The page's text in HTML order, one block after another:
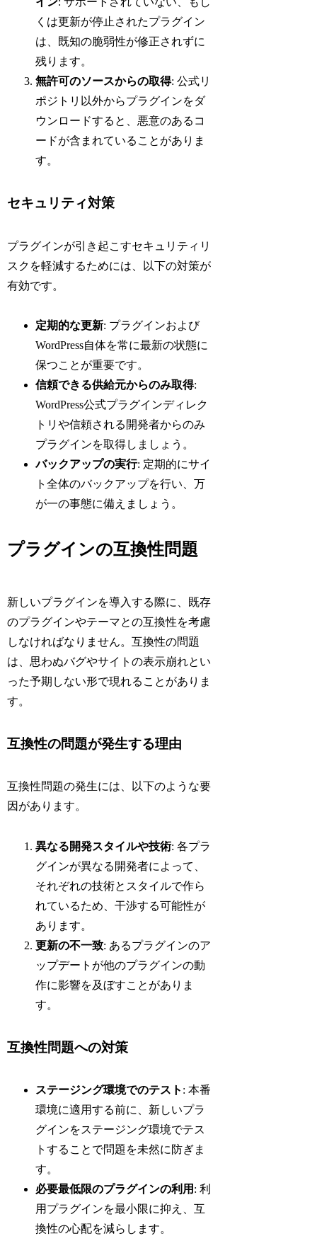
くは更新が停止されたプラグイン
は、既知の脆弱性が修正されずに
残ります。
無許可のソースからの取得: 公式リ
ポジトリ以外からプラグインをダ
ウンロードすると、悪意のあるコ
ードが含まれていることがありま
す。
セキュリティ対策
プラグインが引き起こすセキュリティリ
スクを軽減するためには、以下の対策が
有効です。
定期的な更新: プラグインおよび
WordPress自体を常に最新の状態に
保つことが重要です。
信頼できる供給元からのみ取得:
WordPress公式プラグインディレク
トリや信頼される開発者からのみ
プラグインを取得しましょう。
バックアップの実行: 定期的にサイ
ト全体のバックアップを行い、万
が一の事態に備えましょう。
プラグインの互換性問題
新しいプラグインを導入する際に、既存
のプラグインやテーマとの互換性を考慮
しなければなりません。互換性の問題
は、思わぬバグやサイトの表示崩れとい
った予期しない形で現れることがありま
す。
互換性の問題が発生する理由
互換性問題の発生には、以下のような要
因があります。
異なる開発スタイルや技術: 各プラ
グインが異なる開発者によって、
それぞれの技術とスタイルで作ら
れているため、干渉する可能性が
あります。
更新の不一致: あるプラグインのア
ップデートが他のプラグインの動
作に影響を及ぼすことがありま
す。
互換性問題への対策
ステージング環境でのテスト : 本番
環境に適用する前に、新しいプラ
グインをステージング環境でテス
トすることで問題を未然に防ぎま
す。
必要最低限のプラグインの利用 : 利
用プラグインを最小限に抑え、互
換性の心配を減らします。